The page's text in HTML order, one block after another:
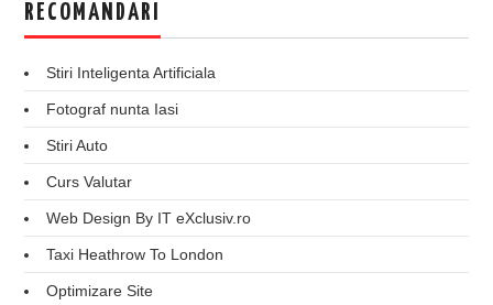
RECOMANDARI
Stiri Inteligenta Artificiala
Fotograf nunta Iasi
Stiri Auto
Curs Valutar
Web Design By IT eXclusiv.ro
Taxi Heathrow To London
Optimizare Site